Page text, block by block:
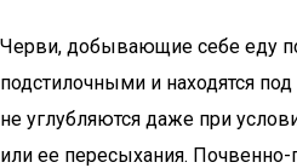
Черви, добывающие себе еду
подстилочными и находятся
не углубляются даже при
или ее пересыхания.